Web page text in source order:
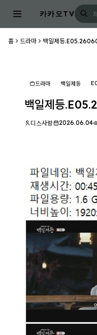
카카오TV
홈 드라마 백일제등
드라마 백일제등
백일제등
디스사랑 2026.06.04